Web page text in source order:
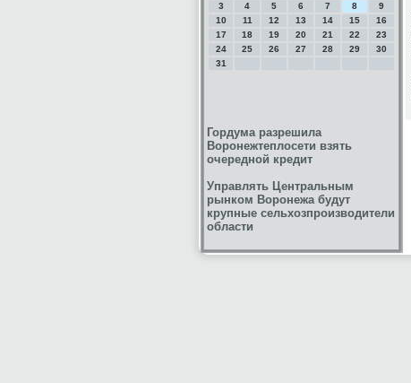
3
4 5 6 7 8
9
10
11 12 13 14 15
16
17
18 19 20 21 22
23
24
25 26 27 28 29
30
31
Гордума разрешила
Воронежтеплосети взять
очередной кредит
Управлять Центральным
рынком Воронежа будут
крупные сельхозпроизводители
области